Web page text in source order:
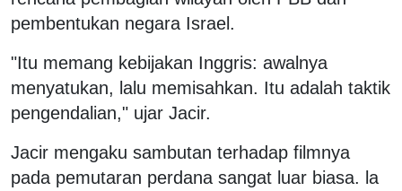
pembentukan negara Israel.
"Itu memang kebijakan Inggris: awalnya
menyatukan, lalu memisahkan. Itu adalah taktik
pengendalian," ujar Jacir.
Jacir mengaku sambutan terhadap filmnya
pada pemutaran perdana sangat luar biasa. la